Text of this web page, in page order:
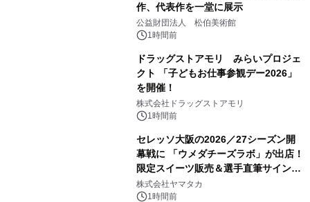
作、代表作を一堂に展示
公益財団法人 松伯美術館
1時間前
ドラッグストアモリ みらいプロジェ
クト 「子どもお仕事参観デー2026」
を開催！
株式会社ドラッグストアモリ
1時間前
セレッソ大阪の2026／27シーズン開
幕戦に 「ウメダチーズラボ」が出店！
限定スイーツ販売＆選手直筆サイング
ッズが当たる抽選会を 8月8日に開催
株式会社ヤマタカ
1時間前